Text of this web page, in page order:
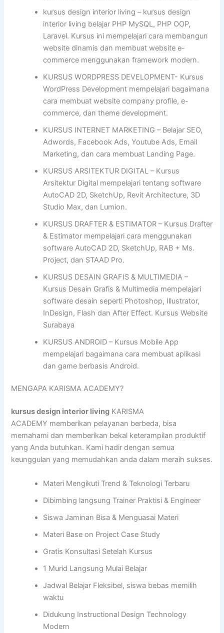
kursus design interior living – kursus design
interior living belajar PHP MySQL, PHP OOP,
Laravel. Kursus ini mempelajari cara membangun
website dinamis dan membuat website e-
commerce menggunakan framework modern.
KURSUS WORDPRESS DEVELOPMENT- Kursus
WordPress Development mempelajari bagaimana
cara membuat website company profile, e-
commerce, dan theme development.
KURSUS INTERNET MARKETING – Belajar SEO,
Adwords, Facebook Ads, Youtube Ads, Email
Marketing, dan cara membuat Landing Page.
KURSUS ARSITEKTUR DIGITAL – Kursus
Arsitektur Digital mempelajari tentang software
AutoCAD 2D, SketchUp, Revit Architecture, 3D
Studio Max, dan Lumion.
KURSUS DRAFTER & ESTIMATOR – Kursus Drafter
& Estimator mempelajari cara menggunakan
software AutoCAD 2D, SketchUp, RAB + Ms.
Project, dan STAAD Pro.
KURSUS DESAIN GRAFIS & MULTIMEDIA –
Kursus Desain Grafis & Multimedia mempelajari
software desain seperti Photoshop, Illustrator,
InDesign, Flash dan After Effect. Kursus Website
Surabaya
KURSUS ANDROID – Kursus Mobile App
mempelajari bagaimana cara membuat aplikasi
dan game berbasis Android.
MENGAPA KARISMA ACADEMY?
kursus design interior living KARISMA
ACADEMY memberikan pelayanan berbeda, bisa
memahami dan memberikan bekal keterampilan produktif
yang Anda butuhkan. Kami hadir dengan semua
keunggulan yang memudahkan anda dalam meraih sukses.
Materi Mengikuti Trend & Teknologi Terbaru
Dibimbing langsung Trainer Praktisi & Engineer
Siswa Jaminan Bisa & Menguasai Materi
Materi Base on Project Case Study
Gratis Konsultasi Setelah Kursus
1 Murid Langsung Mulai Belajar
Jadwal Belajar Fleksibel, siswa bebas memilih
waktu
Didukung Instructional Design Technology
Modern